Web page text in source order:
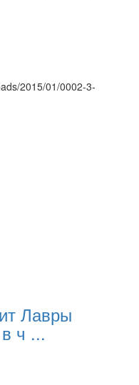
2015/01/0002-3-
Лавры
ч ...